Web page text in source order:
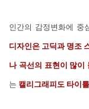
인간의 감정변화에 중
디자인은 고딕과 명조
나 곡선의 표현이 많이
는 캘리그래피도 타이